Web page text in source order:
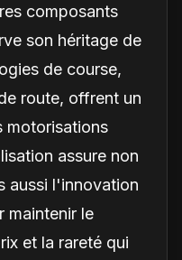
composants
son héritage de
de course,
route, offrent un
motorisations
assure non
aussi l'innovation
maintenir le
et la rareté qui